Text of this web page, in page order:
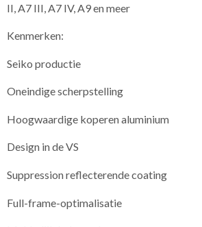
II, A7 III, A7 IV, A9 en meer
​Kenmerken:
Seiko productie
Oneindige scherpstelling
Hoogwaardige koperen aluminium
Design in de VS
Suppression reflecterende coating
Full-frame-optimalisatie